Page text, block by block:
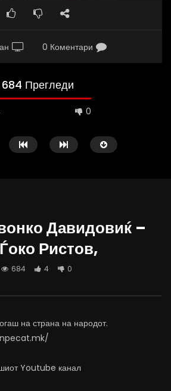
0 Коментари
684 Прегледи
0
12:51
0
488 12
Давидовиќ –
Ристов,
684 4 0
на страна на народот.
Youtube канал